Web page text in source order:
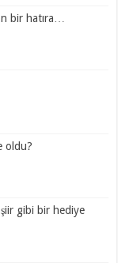
bir hatıra…
oldu?
gibi bir hediye